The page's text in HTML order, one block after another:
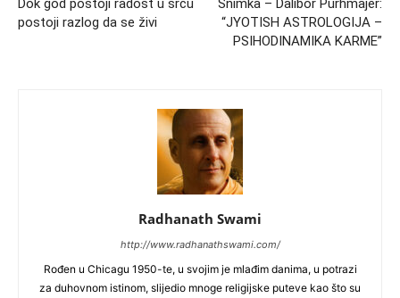
Dok god postoji radost u srcu
postoji razlog da se živi
Snimka – Dalibor Purhmajer:
“JYOTISH ASTROLOGIJA –
PSIHODINAMIKA KARME”
Radhanath Swami
http://www.radhanathswami.com/
Rođen u Chicagu 1950-te, u svojim je mlađim danima, u potrazi
za duhovnom istinom, slijedio mnoge religijske puteve kao što su